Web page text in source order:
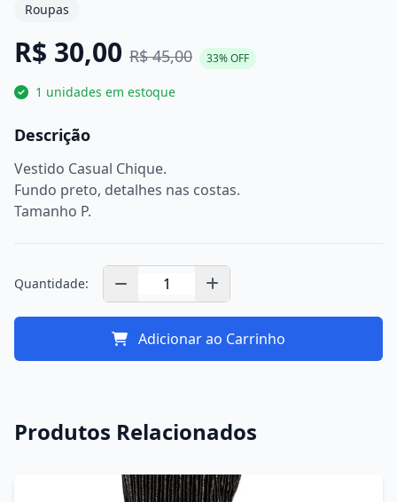
Roupas
R$ 30,00 R$ 45,00 33% OFF
1 unidades em estoque
Descrição
Vestido Casual Chique.
Fundo preto, detalhes nas costas.
Tamanho P.
Quantidade:
Adicionar ao Carrinho
Produtos Relacionados